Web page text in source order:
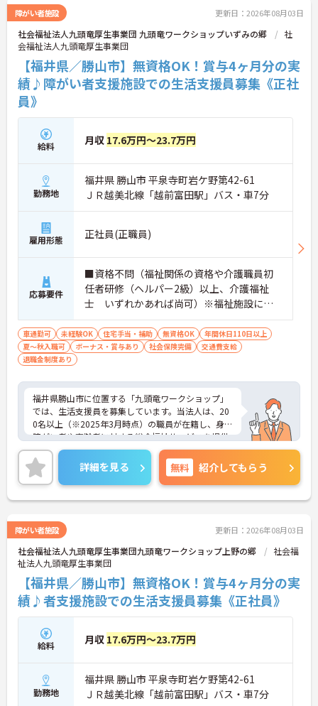
のある方には、面接対策ポイントなど、さらに詳細
をお話ししますのでお気軽にご相談ください！
障がい者施設 更新日：2026年08月03日
社会福祉法人九頭竜厚生事業団 九頭竜ワークショップいずみの郷
社
会福祉法人九頭竜厚生事業団
【福井県／勝山市】無資格OK！賞与4ヶ月分の実
績♪障がい者支援施設での生活支援員募集《正社
員》
給料 月収 17.6万円～23.7万円
勤務地
福井県 勝山市 平泉寺町岩ケ野第42-61
ＪＲ越美北線「越前富田駅」バス・車7分
雇用形態 正社員(正職員)
応募要件
■資格不問（福祉関係の資格や介護職員初
任者研修（ヘルパー2級）以上、介護福祉
士 いずれかあれば尚可）※福祉施設に経
験ある方・福祉関係の資格者優遇有 ■普通
自動車免許必須（ＡＴ限定可） ■必要なＰ
Ｃスキル：専用のパソコンソフトを使用し
る程度のスキルがあると良いです
車通勤可 未経験OK 住宅手当・補助 無資格OK
年間休日110日以上
夏～秋入職可
ボーナス・賞与あり 社会保険完備
交通費支給
退職金制度あり
福井県勝山市に位置する「九頭竜ワークショップ」
では、生活支援員を募集しています。当法人は、20
0名以上（※2025年3月時点）の職員が在籍し、身体
障がい者や高齢者に対する総合福祉サービスを提供
しています。年間休日は112日で、残業は少なく、
プライベートとの両立が可能です。職場は家庭的な
雰囲気で、幅広い年齢層の方が活躍中。未経験者で
も安心して働けるよう、マンツーマンでの丁寧な指
導を行っています。チームワークを大切にし、利用
味のある方には、面接対策ポイントなど、さらに詳
細をお話ししますのでお気軽にご相談ください！
詳細を見る 無料 紹介してもらう
障がい者施設 更新日：2026年08月03日
社会福祉法人九頭竜厚生事業団九頭竜ワークショップ上野の郷
社会福
祉法人九頭竜厚生事業団
【福井県／勝山市】無資格OK！賞与4ヶ月分の実
績♪者支援施設での生活支援員募集《正社員》
給料 月収 17.6万円～23.7万円
勤務地
福井県 勝山市 平泉寺町岩ケ野第42-61
ＪＲ越美北線「越前富田駅」バス・車7分